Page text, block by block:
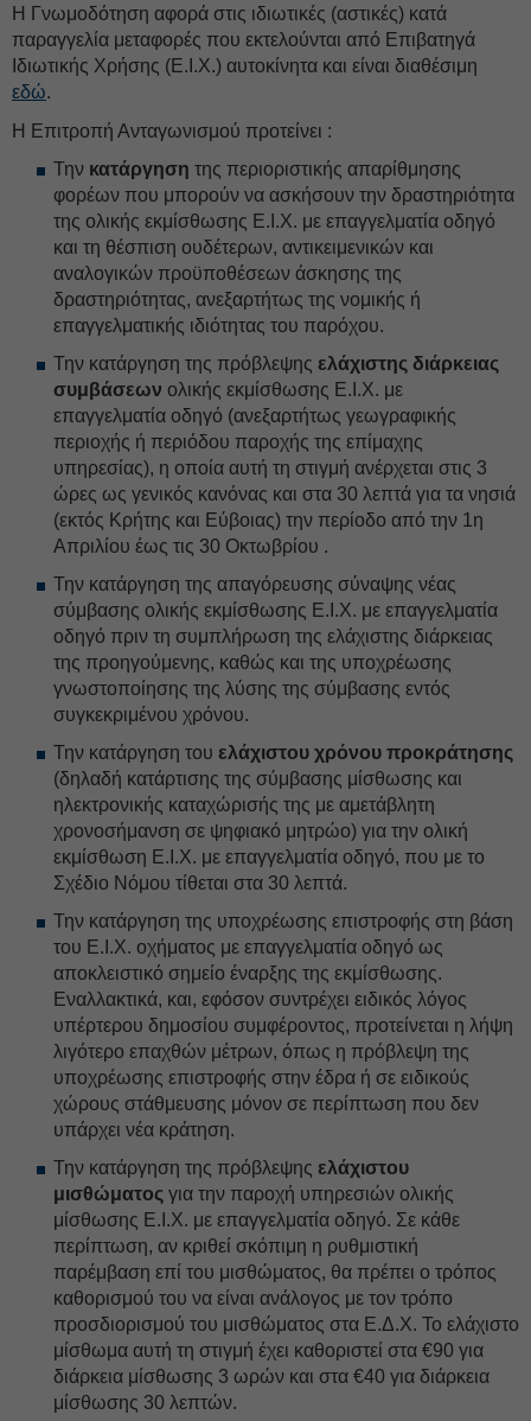
Η Γνωμοδότηση αφορά στις ιδιωτικές (αστικές) κατά
παραγγελία μεταφορές που εκτελούνται από Επιβατηγά
Ιδιωτικής Χρήσης (Ε.Ι.Χ.) αυτοκίνητα και είναι διαθέσιμη
εδώ.
Η Επιτροπή Ανταγωνισμού προτείνει :
Την κατάργηση της περιοριστικής απαρίθμησης
φορέων που μπορούν να ασκήσουν την δραστηριότητα
της ολικής εκμίσθωσης Ε.Ι.Χ. με επαγγελματία οδηγό
και τη θέσπιση ουδέτερων, αντικειμενικών και
αναλογικών προϋποθέσεων άσκησης της
δραστηριότητας, ανεξαρτήτως της νομικής ή
επαγγελματικής ιδιότητας του παρόχου.
Την κατάργηση της πρόβλεψης ελάχιστης διάρκειας
συμβάσεων ολικής εκμίσθωσης Ε.Ι.Χ. με
επαγγελματία οδηγό (ανεξαρτήτως γεωγραφικής
περιοχής ή περιόδου παροχής της επίμαχης
υπηρεσίας), η οποία αυτή τη στιγμή ανέρχεται στις 3
ώρες ως γενικός κανόνας και στα 30 λεπτά για τα νησιά
(εκτός Κρήτης και Εύβοιας) την περίοδο από την 1η
Απριλίου έως τις 30 Οκτωβρίου .
Την κατάργηση της απαγόρευσης σύναψης νέας
σύμβασης ολικής εκμίσθωσης Ε.Ι.Χ. με επαγγελματία
οδηγό πριν τη συμπλήρωση της ελάχιστης διάρκειας
της προηγούμενης, καθώς και της υποχρέωσης
γνωστοποίησης της λύσης της σύμβασης εντός
συγκεκριμένου χρόνου.
Την κατάργηση του ελάχιστου χρόνου προκράτησης
(δηλαδή κατάρτισης της σύμβασης μίσθωσης και
ηλεκτρονικής καταχώρισής της με αμετάβλητη
χρονοσήμανση σε ψηφιακό μητρώο) για την ολική
εκμίσθωση Ε.Ι.Χ. με επαγγελματία οδηγό, που με το
Σχέδιο Νόμου τίθεται στα 30 λεπτά.
Την κατάργηση της υποχρέωσης επιστροφής στη βάση
του Ε.Ι.Χ. οχήματος με επαγγελματία οδηγό ως
αποκλειστικό σημείο έναρξης της εκμίσθωσης.
Εναλλακτικά, και, εφόσον συντρέχει ειδικός λόγος
υπέρτερου δημοσίου συμφέροντος, προτείνεται η λήψη
λιγότερο επαχθών μέτρων, όπως η πρόβλεψη της
υποχρέωσης επιστροφής στην έδρα ή σε ειδικούς
χώρους στάθμευσης μόνον σε περίπτωση που δεν
υπάρχει νέα κράτηση.
Την κατάργηση της πρόβλεψης ελάχιστου
μισθώματος για την παροχή υπηρεσιών ολικής
μίσθωσης Ε.Ι.Χ. με επαγγελματία οδηγό. Σε κάθε
περίπτωση, αν κριθεί σκόπιμη η ρυθμιστική
παρέμβαση επί του μισθώματος, θα πρέπει ο τρόπος
καθορισμού του να είναι ανάλογος με τον τρόπο
προσδιορισμού του μισθώματος στα Ε.Δ.Χ. Το ελάχιστο
μίσθωμα αυτή τη στιγμή έχει καθοριστεί στα €90 για
διάρκεια μίσθωσης 3 ωρών και στα €40 για διάρκεια
μίσθωσης 30 λεπτών.